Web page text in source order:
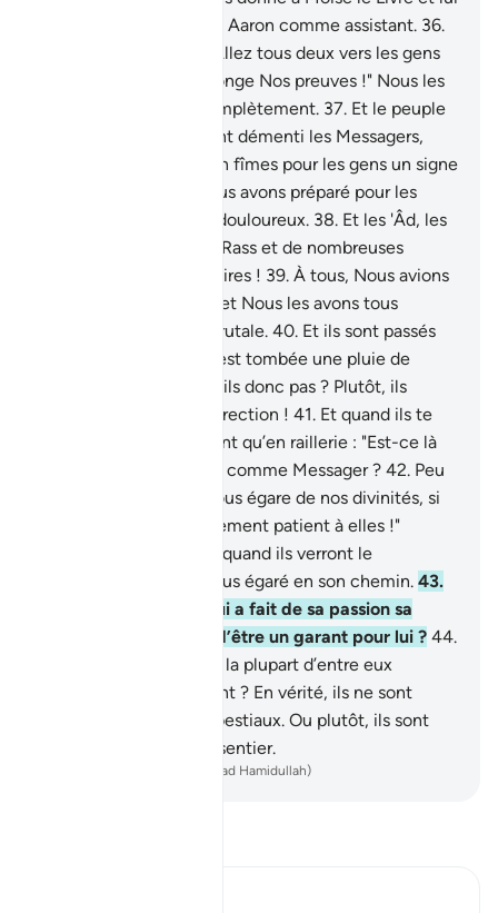
avons assigné son frère Aaron comme assistant. 36.
Puis Nous avons dit : "Allez tous deux vers les gens
qui ont traité de mensonge Nos preuves !" Nous les
avons alors détruits complètement. 37. Et le peuple
de Noé, quand ils eurent démenti les Messagers,
Nous les noyâmes et en fîmes pour les gens un signe
d’avertissement. Et Nous avons préparé pour les
injustes un châtiment douloureux. 38. Et les 'Âd, les
Thamûd, les gens d’Ar-Rass et de nombreuses
générations intermédiaires ! 39. À tous, Nous avions
proposé des paraboles et Nous les avons tous
anéantis d’une façon brutale. 40. Et ils sont passés
par la cité sur laquelle est tombée une pluie de
malheurs. Ne la voient-ils donc pas ? Plutôt, ils
n’espèrent pas de résurrection ! 41. Et quand ils te
voient, ils ne te prennent qu’en raillerie : "Est-ce là
celui qu’Allah a envoyé comme Messager ? 42. Peu
s’en est fallu qu’il ne nous égare de nos divinités, si
ce n’était notre attachement patient à elles !"
Cependant, ils sauront quand ils verront le
châtiment, qui est le plus égaré en son chemin. 43.
Ne vois-tu pas celui qui a fait de sa passion sa
divinité ? Est-ce à toi d’être un garant pour lui ? 44.
Ou bien penses-tu que la plupart d’entre eux
entendent ou raisonnent ? En vérité, ils ne sont
comparables qu’à des bestiaux. Ou plutôt, ils sont
plus égarés encore du sentier.
French Translation(Muhammad Hamidullah)